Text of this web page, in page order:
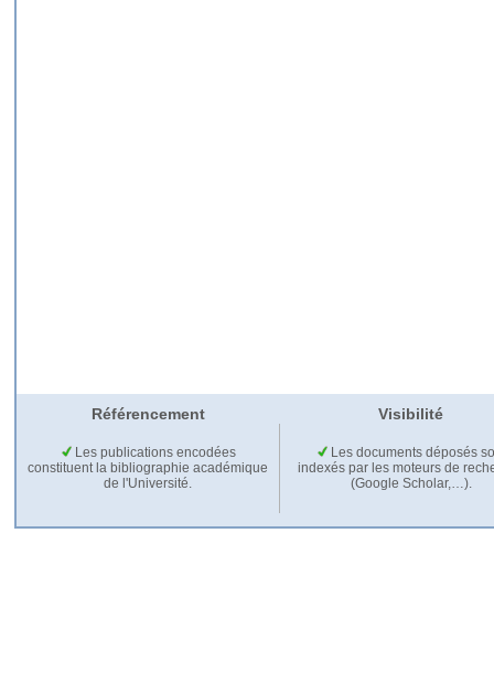
Référencement Visibilité
Les publications encodées
constituent la bibliographie académique
de l'Université.
Les documents déposés
indexés par les moteurs de
(Google Scholar,…).